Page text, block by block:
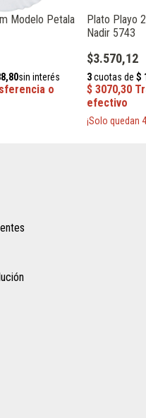
Modelo Petala
Plato Playo
Nadir 5743
$3.570,12
¡Solo quedan